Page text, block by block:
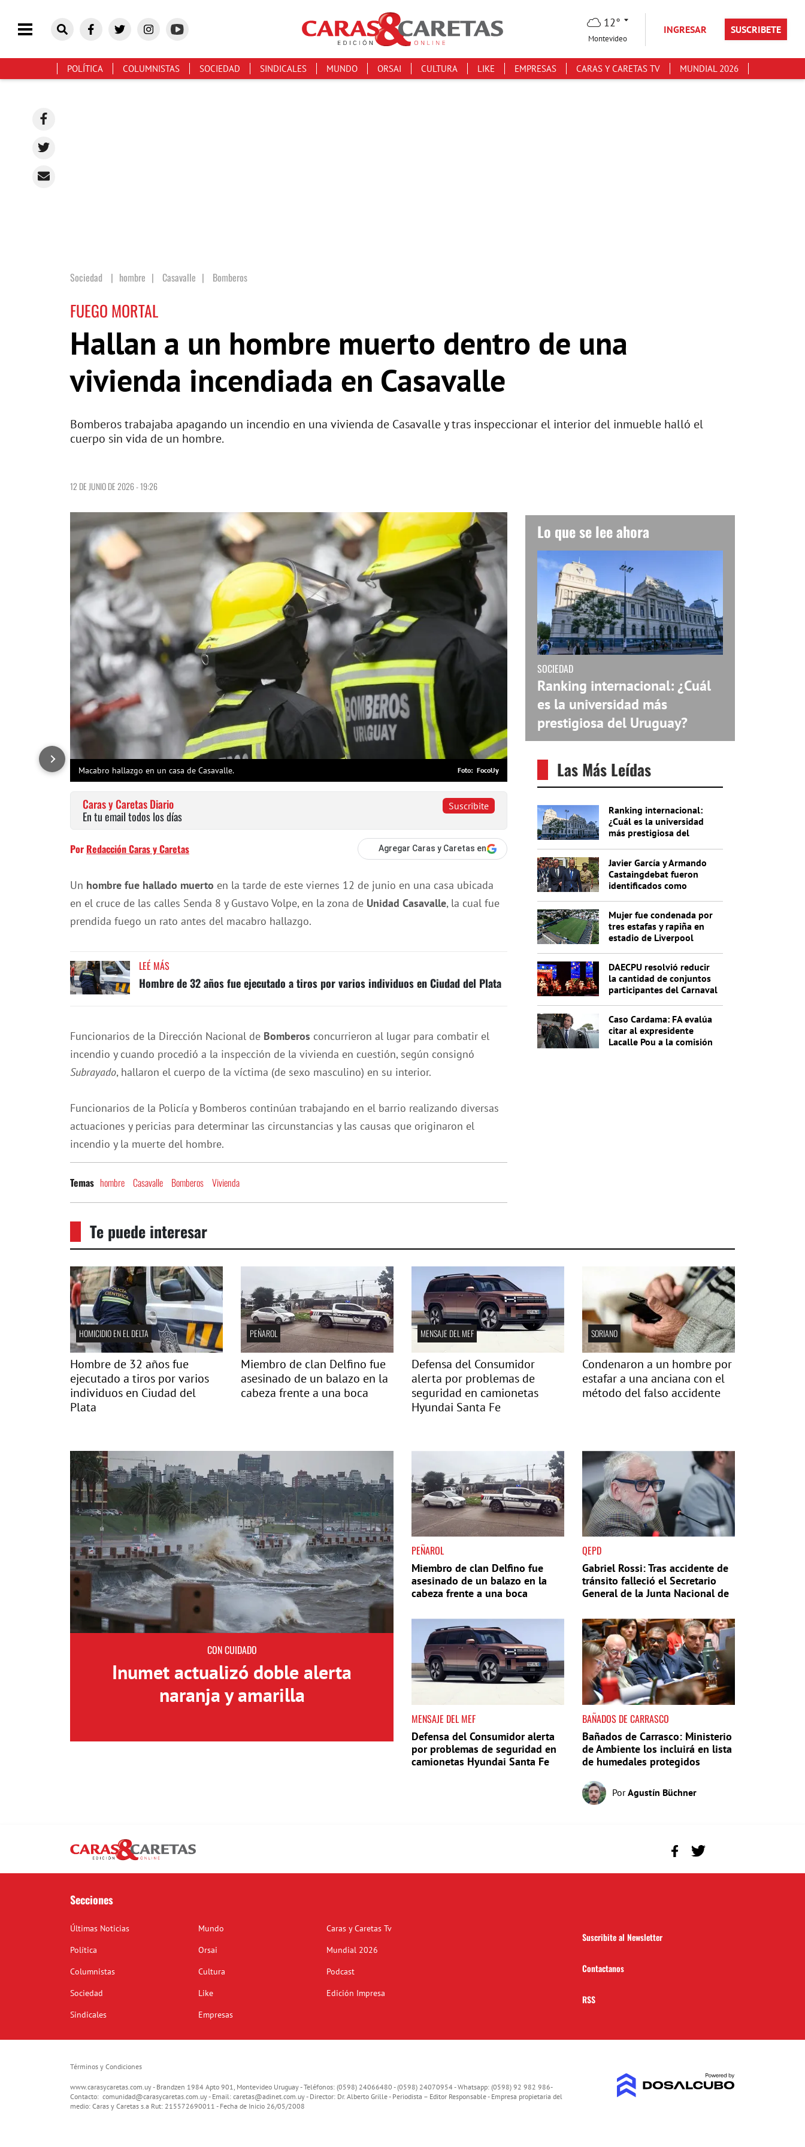
12°
Montevideo
INGRESAR SUSCRIBETE
POLÍTICA COLUMNISTAS SOCIEDAD SINDICALES MUNDO ORSAI CULTURA LIKE EMPRESAS CARAS Y CARETAS TV MUNDIAL 2026
Sociedad hombre | Casavalle | Bomberos
FUEGO MORTAL
Hallan a un hombre muerto dentro de una
vivienda incendiada en Casavalle
Bomberos trabajaba apagando un incendio en una vivienda de Casavalle y tras inspeccionar el interior del inmueble halló el
cuerpo sin vida de un hombre.
12 DE JUNIO DE 2026 - 19:26
Macabro hallazgo en un casa de Casavalle. FocoUy
Suscribite
Caras y Caretas Diario
En tu email todos los días
Por Redacción Caras y Caretas Agregar Caras y Caretas en
Un hombre fue hallado muerto en la tarde de este viernes 12 de junio en una casa ubicada
en el cruce de las calles Senda 8 y Gustavo Volpe, en la zona de Unidad Casavalle, la cual fue
prendida fuego un rato antes del macabro hallazgo.
LEÉ MÁS
Hombre de 32 años fue ejecutado a tiros por varios individuos en Ciudad del Plata
Funcionarios de la Dirección Nacional de Bomberos concurrieron al lugar para combatir el
incendio y cuando procedió a la inspección de la vivienda en cuestión, según consignó
Subrayado, hallaron el cuerpo de la víctima (de sexo masculino) en su interior.
Funcionarios de la Policía y Bomberos continúan trabajando en el barrio realizando diversas
actuaciones y pericias para determinar las circunstancias y las causas que originaron el
incendio y la muerte del hombre.
Temas hombre Casavalle Bomberos Vivienda
Lo que se lee ahora
SOCIEDAD
Ranking internacional: ¿Cuál
es la universidad más
prestigiosa del Uruguay?
Las Más Leídas
Ranking internacional:
¿Cuál es la universidad
más prestigiosa del
Javier García y Armando
Castaingdebat fueron
identificados como
Mujer fue condenada por
tres estafas y rapiña en
estadio de Liverpool
DAECPU resolvió reducir
la cantidad de conjuntos
participantes del Carnaval
Caso Cardama: FA evalúa
citar al expresidente
Lacalle Pou a la comisión
Te puede interesar
HOMICIDIO EN EL DELTA
Hombre de 32 años fue
ejecutado a tiros por varios
individuos en Ciudad del
Plata
PEÑAROL
Miembro de clan Delfino fue
asesinado de un balazo en la
cabeza frente a una boca
MENSAJE DEL MEF
Defensa del Consumidor
alerta por problemas de
seguridad en camionetas
Hyundai Santa Fe
SORIANO
Condenaron a un hombre por
estafar a una anciana con el
método del falso accidente
CON CUIDADO
Inumet actualizó doble alerta
naranja y amarilla
PEÑAROL
Miembro de clan Delfino fue
asesinado de un balazo en la
cabeza frente a una boca
QEPD
Gabriel Rossi: Tras accidente de
tránsito falleció el Secretario
General de la Junta Nacional de
MENSAJE DEL MEF
Defensa del Consumidor alerta
por problemas de seguridad en
camionetas Hyundai Santa Fe
BAÑADOS DE CARRASCO
Bañados de Carrasco: Ministerio
de Ambiente los incluirá en lista
de humedales protegidos
PorAgustín Büchner
Secciones
Últimas Noticias
Política
Columnistas
Sociedad
Sindicales
Mundo
Orsai
Cultura
Like
Empresas
Caras y Caretas Tv
Mundial 2026
Podcast
Edición Impresa
Suscribite al Newsletter
Contactanos
RSS
Términos y Condiciones
www.carasycaretas.com.uy - Brandzen 1984 Apto 901, Montevideo Uruguay - Teléfonos: (0598) 24066480 - (0598) 24070954 - Whatsapp: (0598) 92 982 986-
Contacto: comunidad@carasycaretas.com.uy- Email: caretas@adinet.com.uy- Director: Dr. Alberto Grille - Periodista – Editor Responsable - Empresa propietaria del
medio: Caras y Caretas s.a Rut: 215572690011 - Fecha de Inicio 26/05/2008